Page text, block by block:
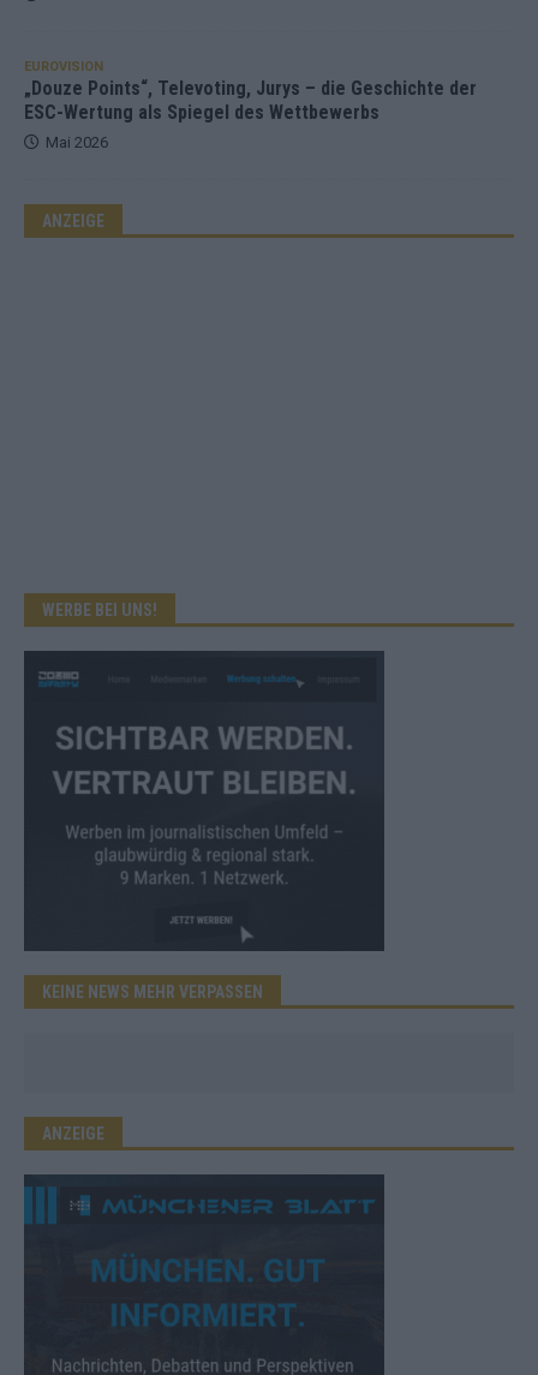
EUROVISION
„Douze Points“, Televoting, Jurys – die Geschichte der
ESC-Wertung als Spiegel des Wettbewerbs
Mai 2026
ANZEIGE
WERBE BEI UNS!
KEINE NEWS MEHR VERPASSEN
ANZEIGE